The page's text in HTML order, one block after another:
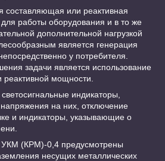
или реактивная
работы оборудования и в то же
дополнительной нагрузкой
является генерация
у потребителя.
задачи является использование
реактивной мощности.
индикаторы,
на них, отключение
и индикаторы, указывающие о
0,4 предусмотрены
несущих металлических